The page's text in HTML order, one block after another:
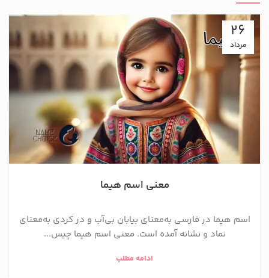
26
مرداد
معنی اسم هیما
اسم هیما در فارسی به‌معنای بیابان بی‌آب و در کردی به‌معنای
نماد و نشانه آمده است. معنی اسم هیما چیس...
ادامه مطلب